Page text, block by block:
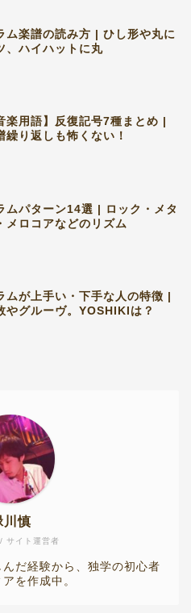
ム楽譜の読み方 | ひし形や丸に
、ハイハットに丸
楽用語】反復記号7種まとめ |
繰り返しも怖くない！
ムパターン14選 | ロック・メタ
メロコアなどのリズム
ムが上手い・下手な人の特徴 |
やグルーヴ。YOSHIKIは？
サイト運営者
川慎
んだ経験から、独学の初心者
を作成中。